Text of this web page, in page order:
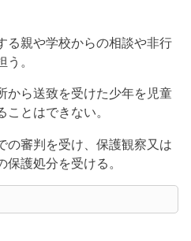
る親や学校からの相談や非行
。
から送致を受けた少年を児童
とはできない。
の審判を受け、保護観察又は
護処分を受ける。